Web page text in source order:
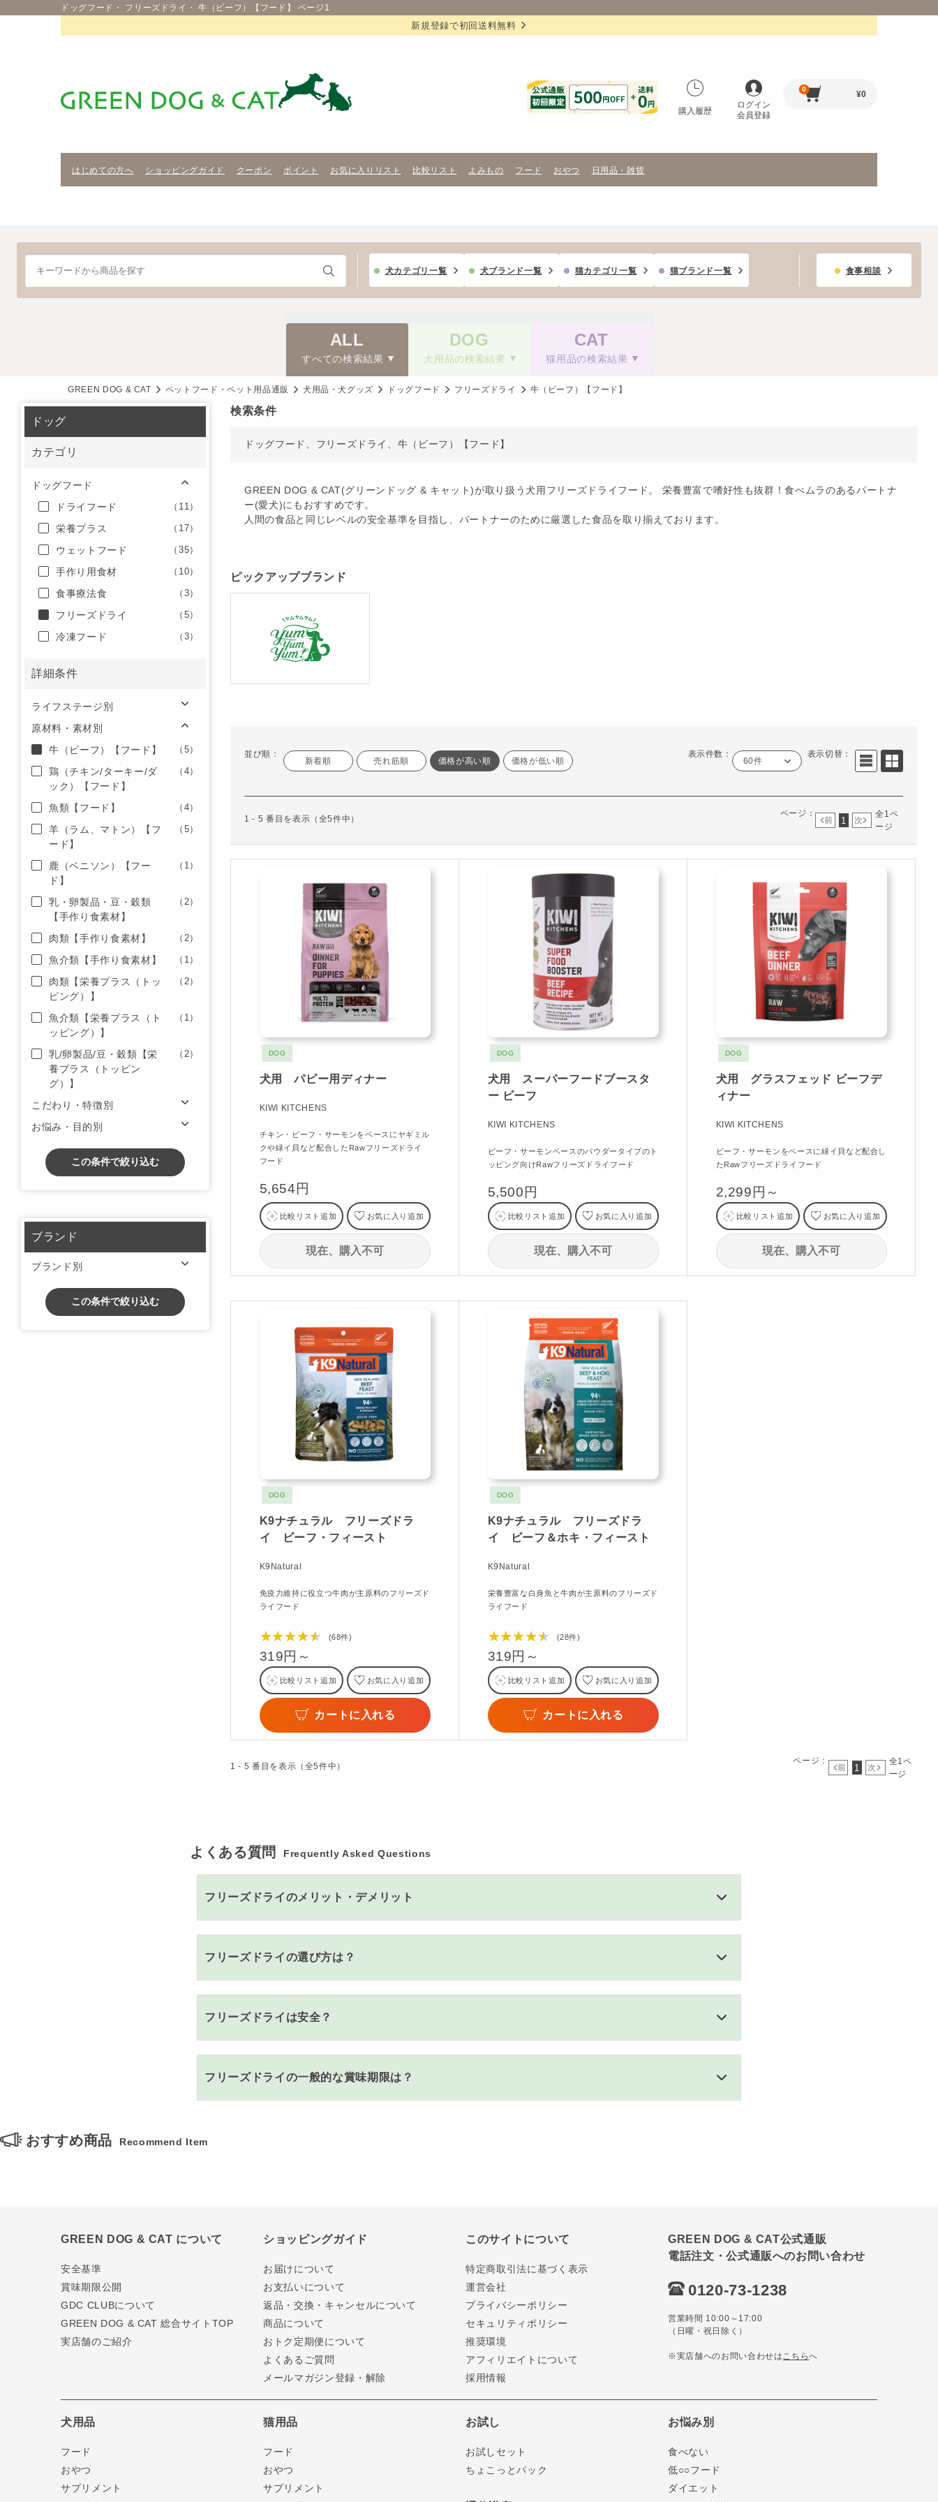
ドッグフード・ フリーズドライ・ 牛（ビーフ）【フード】 ページ1
新規登録で初回送料無料
購入履歴
ログイン
会員登録
0
¥0
はじめての方へ ショッピングガイド クーポン ポイント お気に入りリスト 比較リスト よみもの フード おやつ 日用品・雑貨
犬カテゴリ一覧 犬ブランド一覧 猫カテゴリ一覧 猫ブランド一覧 食事相談
ALL
すべての検索結果
DOG
犬用品の検索結果
CAT
猫用品の検索結果
GREEN DOG & CAT ペットフード・ペット用品通販 犬用品・犬グッズ ドッグフード フリーズドライ 牛（ビーフ）【フード】
検索条件
ドッグフード、フリーズドライ、牛（ビーフ）【フード】
GREEN DOG & CAT(グリーンドッグ & キャット)が取り扱う犬用フリーズドライフード。 栄養豊富で嗜好性も抜群！食べムラのあるパートナ
ー(愛犬)にもおすすめです。
人間の食品と同じレベルの安全基準を目指し、パートナーのために厳選した食品を取り揃えております。
ピックアップブランド
並び順：
新着順 売れ筋順 価格が高い順 価格が低い順
表示件数：
60件
表示切替：
1 - 5 番目を表示（全5件中）
ページ：
前 1 次
全1ペ
ージ
DOG
犬用 パピー用ディナー
KIWI KITCHENS
チキン・ビーフ・サーモンをベースにヤギミル
クや緑イ貝など配合したRawフリーズドライ
フード
5,654円
比較リスト追加 お気に入り追加
現在、購入不可
DOG
犬用 スーパーフードブースタ
ー ビーフ
KIWI KITCHENS
ビーフ・サーモンベースのパウダータイプのト
ッピング向けRawフリーズドライフード
5,500円
比較リスト追加 お気に入り追加
現在、購入不可
DOG
犬用 グラスフェッド ビーフデ
ィナー
KIWI KITCHENS
ビーフ・サーモンをベースに緑イ貝など配合し
たRawフリーズドライフード
2,299円～
比較リスト追加 お気に入り追加
現在、購入不可
DOG
K9ナチュラル フリーズドラ
イ ビーフ・フィースト
K9Natural
免疫力維持に役立つ牛肉が主原料のフリーズド
ライフード
★★★★★ (68件)
319円～
比較リスト追加 お気に入り追加
カートに入れる
DOG
K9ナチュラル フリーズドラ
イ ビーフ＆ホキ・フィースト
K9Natural
栄養豊富な白身魚と牛肉が主原料のフリーズド
ライフード
★★★★★ (28件)
319円～
比較リスト追加 お気に入り追加
カートに入れる
1 - 5 番目を表示（全5件中）
ページ：
前 1 次
全1ペ
ージ
ドッグ
カテゴリ
ドッグフード
ドライフード
（11）
栄養プラス （17）
ウェットフード （35）
手作り用食材 （10）
食事療法食 （3）
フリーズドライ （5）
冷凍フード （3）
詳細条件
ライフステージ別
原材料・素材別
牛（ビーフ）【フード】
（5）
鶏（チキン/ターキー/ダ
ック）【フード】
（4）
魚類【フード】 （4）
羊（ラム、マトン）【フ
ード】
（5）
鹿（ベニソン）【フー
ド】
（1）
乳・卵製品・豆・穀類
【手作り食素材】
（2）
肉類【手作り食素材】 （2）
魚介類【手作り食素材】 （1）
肉類【栄養プラス（トッ
ピング）】
（2）
魚介類【栄養プラス（ト
ッピング）】
（1）
乳/卵製品/豆・穀類【栄
養プラス（トッピン
グ）】
（2）
こだわり・特徴別
お悩み・目的別
この条件で絞り込む
ブランド
ブランド別
この条件で絞り込む
よくある質問 Frequently Asked Questions
フリーズドライのメリット・デメリット
フリーズドライの選び方は？
フリーズドライは安全？
フリーズドライの一般的な賞味期限は？
おすすめ商品 Recommend Item
GREEN DOG & CAT について
安全基準
賞味期限公開
GDC CLUBについて
GREEN DOG & CAT 総合サイトTOP
実店舗のご紹介
ショッピングガイド
お届けについて
お支払いについて
返品・交換・キャンセルについて
商品について
おトク定期便について
よくあるご質問
メールマガジン登録・解除
このサイトについて
特定商取引法に基づく表示
運営会社
プライバシーポリシー
セキュリティポリシー
推奨環境
アフィリエイトについて
採用情報
GREEN DOG & CAT公式通販
電話注文・公式通販へのお問い合わせ
0120-73-1238
営業時間 10:00～17:00
（日曜・祝日除く）
※実店舗へのお問い合わせはこちらへ
犬用品
フード
おやつ
サプリメント
猫用品
フード
おやつ
サプリメント
お試し
お試しセット
ちょこっとパック
お悩み別
食べない
低○○フード
ダイエット